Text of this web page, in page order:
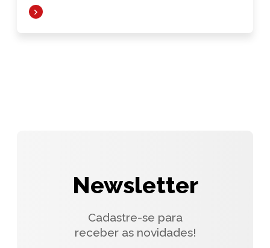
Newsletter
Cadastre-se para
receber as novidades!